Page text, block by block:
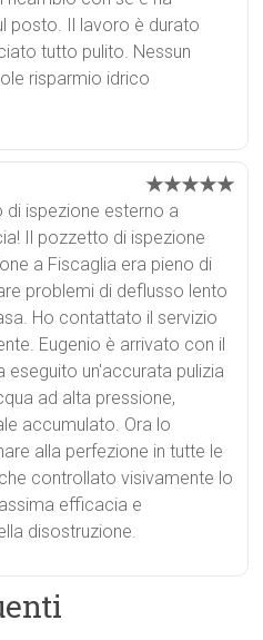
posto. Il lavoro è durato
tutto pulito. Nessun
risparmio idrico
★★★★★
di ispezione esterno a
Il pozzetto di ispezione
a Fiscaglia era pieno di
problemi di deflusso lento
Ho contattato il servizio
Eugenio è arrivato con il
un'accurata pulizia
ad alta pressione,
accumulato. Ora lo
alla perfezione in tutte le
controllato visivamente lo
efficacia e
disostruzione.